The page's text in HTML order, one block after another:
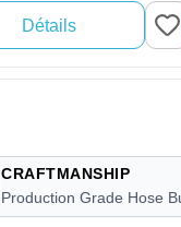
Détails
CRAFTMANSHIP
Production Grade Hose